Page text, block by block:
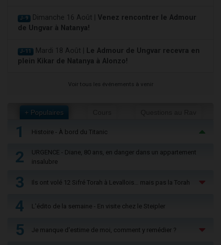
J-9 Dimanche 16 Août | Venez rencontrer le Admour
de Ungvar à Natanya!
J-11 Mardi 18 Août | Le Admour de Ungvar recevra en
plein Kikar de Natanya à Alonzo!
Voir tous les événements à venir
+ Populaires
1 Histoire - À bord du Titanic
2
URGENCE - Diane, 80 ans, en danger dans un appartement
insalubre
3 Ils ont volé 12 Sifré Torah à Levallois… mais pas la Torah
4 L'édito de la semaine - En visite chez le Steipler
5 Je manque d'estime de moi, comment y remédier ?